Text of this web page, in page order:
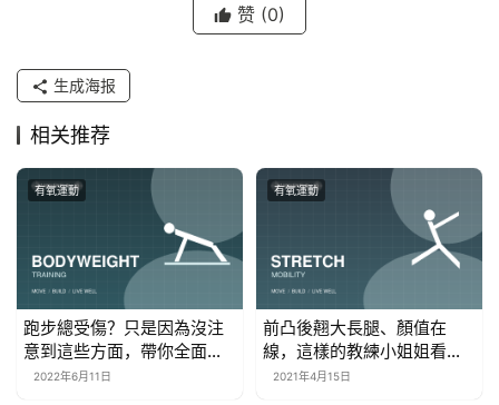
赞 (0)
生成海报
相关推荐
有氧運動
跑步總受傷？只是因為沒注
意到這些方面，帶你全面了
解跑步
2022年6月11日
有氧運動
前凸後翹大長腿、顏值在
線，這樣的教練小姐姐看完
我想買課了
2021年4月15日